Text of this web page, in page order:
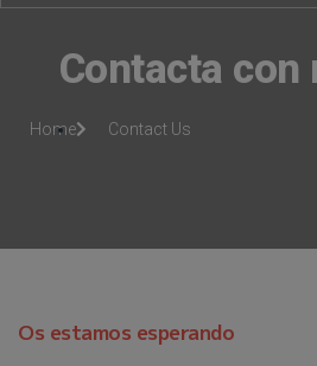
Contacta con
Home Contact Us
Os estamos esperando